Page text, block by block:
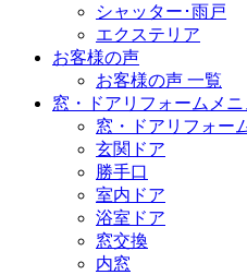
シャッター･雨戸
エクステリア
お客様の声
お客様の声 一覧
窓・ドアリフォームメニ
窓・ドアリフォー
玄関ドア
勝手口
室内ドア
浴室ドア
窓交換
内窓